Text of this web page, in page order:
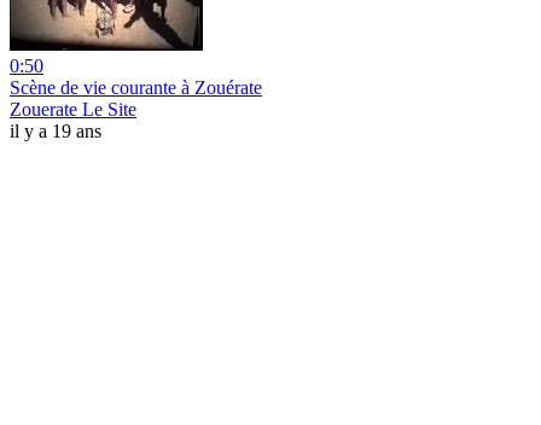
0:50
Scène de vie courante à Zouérate
Zouerate Le Site
il y a 19 ans